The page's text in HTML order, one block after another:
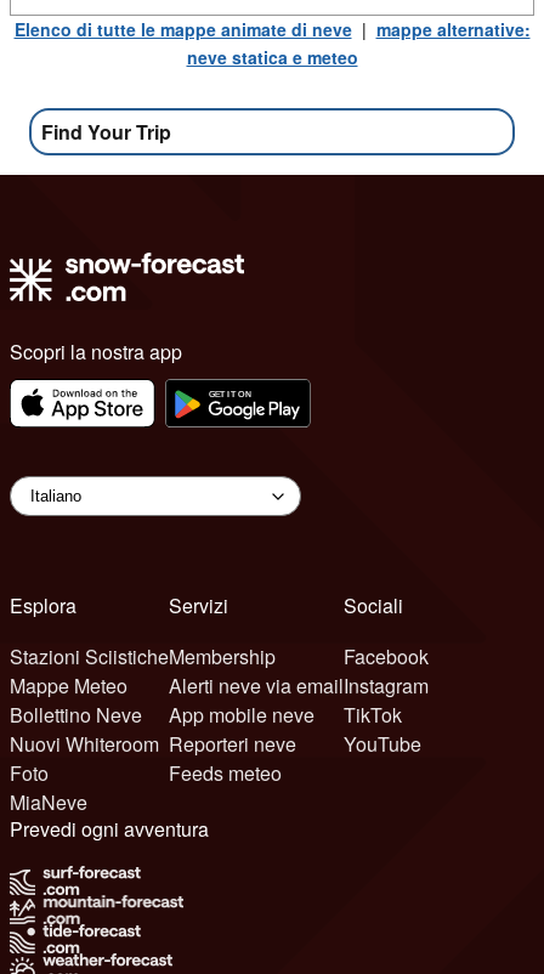
Elenco di tutte le mappe animate di neve| mappe alternative:
neve statica e meteo
Find Your Trip
Scopri la nostra app
Esplora
Stazioni Sciistiche
Mappe Meteo
Bollettino Neve
Nuovi Whiteroom
Foto
MiaNeve
Servizi
Membership
Alerti neve via email
App mobile neve
Reporteri neve
Feeds meteo
Sociali
Facebook
Instagram
TikTok
YouTube
Prevedi ogni avventura